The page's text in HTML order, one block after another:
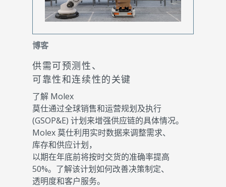
博客
供需可预测性、
可靠性和连续性的关键
了解 Molex
莫仕通过全球销售和运营规划及执行
(GSOP&E) 计划来增强供应链的具体情况。
Molex 莫仕利用实时数据来调整需求、
库存和供应计划，
以期在年底前将按时交货的准确率提高
50%。了解该计划如何改善决策制定、
透明度和客户服务。